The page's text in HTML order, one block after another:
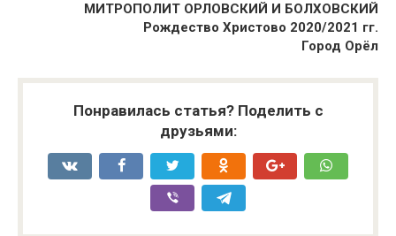
МИТРОПОЛИТ ОРЛОВСКИЙ И БОЛХОВСКИЙ
Рождество Христово 2020/2021 гг.
Город Орёл
Понравилась статья? Поделить с
друзьями: